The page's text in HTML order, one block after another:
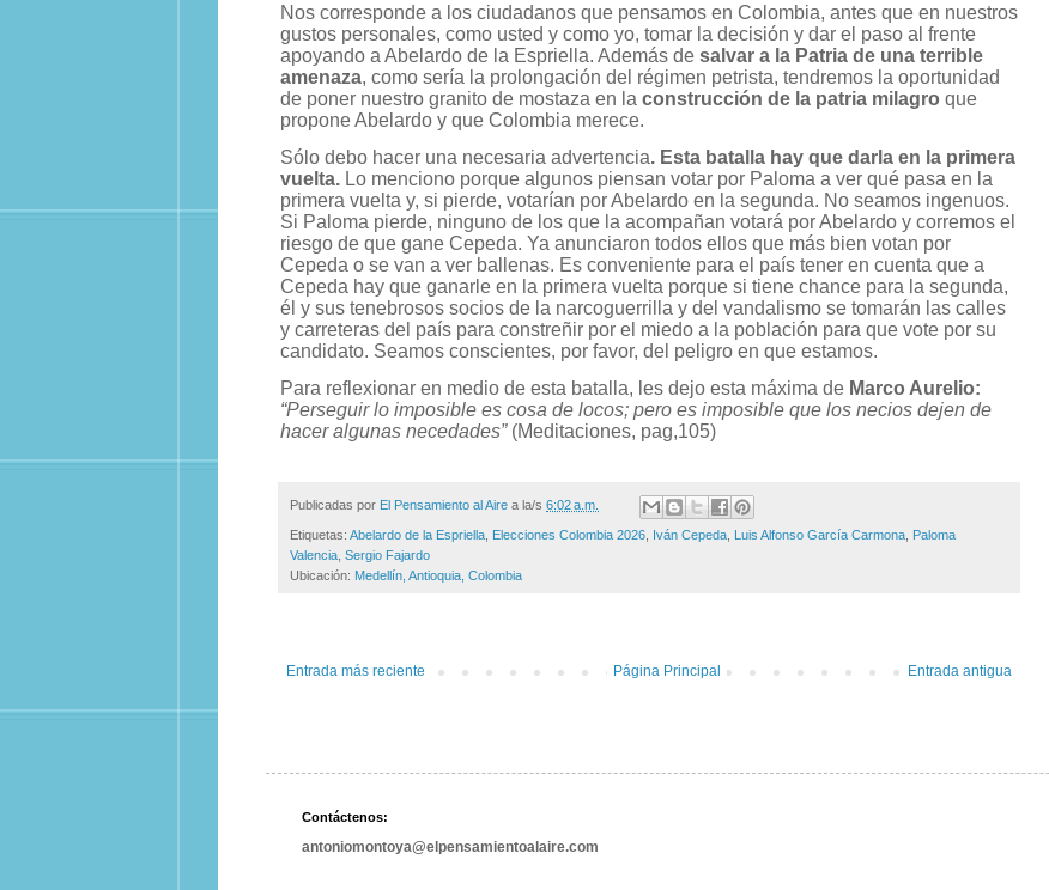
Nos corresponde a los ciudadanos que pensamos en Colombia, antes que en nuestros
gustos personales, como usted y como yo, tomar la decisión y dar el paso al frente
apoyando a Abelardo de la Espriella. Además de salvar a la Patria de una terrible
amenaza, como sería la prolongación del régimen petrista, tendremos la oportunidad
de poner nuestro granito de mostaza en la construcción de la patria milagro que
propone Abelardo y que Colombia merece.
Sólo debo hacer una necesaria advertencia. Esta batalla hay que darla en la primera
vuelta. Lo menciono porque algunos piensan votar por Paloma a ver qué pasa en la
primera vuelta y, si pierde, votarían por Abelardo en la segunda. No seamos ingenuos.
Si Paloma pierde, ninguno de los que la acompañan votará por Abelardo y corremos el
riesgo de que gane Cepeda. Ya anunciaron todos ellos que más bien votan por
Cepeda o se van a ver ballenas. Es conveniente para el país tener en cuenta que a
Cepeda hay que ganarle en la primera vuelta porque si tiene chance para la segunda,
él y sus tenebrosos socios de la narcoguerrilla y del vandalismo se tomarán las calles
y carreteras del país para constreñir por el miedo a la población para que vote por su
candidato. Seamos conscientes, por favor, del peligro en que estamos.
Para reflexionar en medio de esta batalla, les dejo esta máxima de Marco Aurelio:
“Perseguir lo imposible es cosa de locos; pero es imposible que los necios dejen de
hacer algunas necedades”(Meditaciones, pag,105)
Publicadas por El Pensamiento al Aire a la/s 6:02 a.m.
Etiquetas: Abelardo de la Espriella Elecciones Colombia 2026 Iván Cepeda Luis Alfonso García Carmona Paloma
Valencia Sergio Fajardo
Ubicación: Medellín, Antioquia, Colombia
Entrada más reciente Entrada antigua
Página Principal
Contáctenos:
antoniomontoya@elpensamientoalaire.com